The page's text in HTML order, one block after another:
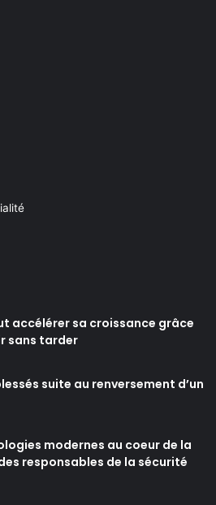
accélérer sa croissance grâce
sans tarder
suite au renversement d’un
modernes au coeur de la
responsables de la sécurité